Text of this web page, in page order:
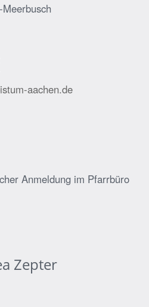
aachen.de
Anmeldung im Pfarrbüro
Zepter